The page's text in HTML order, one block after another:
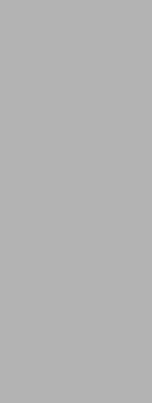
I cookie e altre
della nostra
navigazione più
servizi e la
pubblicità che risulti
possibile attivarli e/
strettamente
conto del fatto che il
Piattaforma e il suo
selezione relativa ai
alcuna opzione,
ulteriori